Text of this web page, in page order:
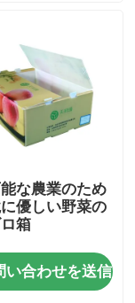
な農業のため
優しい野菜の
箱
い合わせを送信